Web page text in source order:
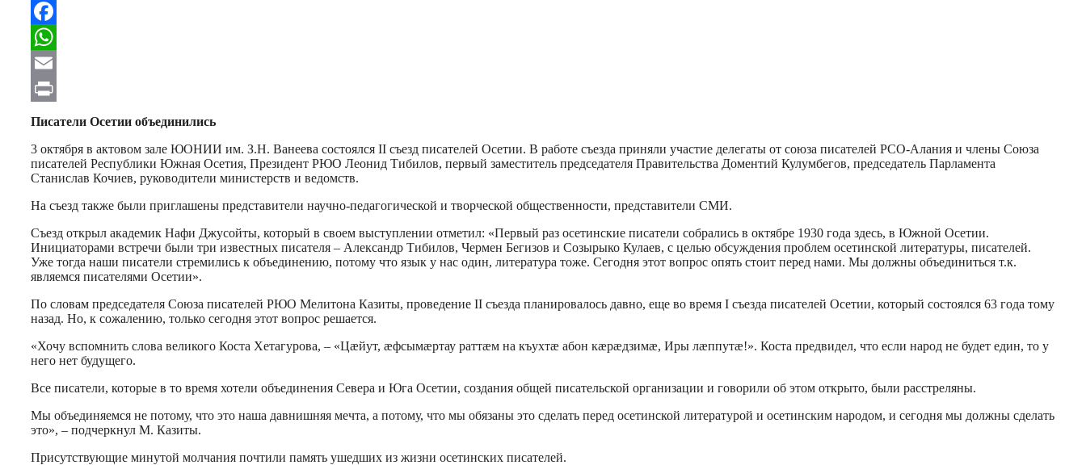
Telegram
Facebook
WhatsApp
Email
Print
Писатели Осетии объединились
3 октября в актовом зале ЮОНИИ им. З.Н. Ванеева состоялся II съезд писателей Осетии. В работе съезда приняли участие делегаты от союза писателей РСО-Алания и члены Союза
писателей Республики Южная Осетия, Президент РЮО Леонид Тибилов, первый заместитель председателя Правительства Доментий Кулумбегов, председатель Парламента
Станислав Кочиев, руководители министерств и ведомств.
На съезд также были приглашены представители научно-педагогической и творческой общественности, представители СМИ.
Съезд открыл академик Нафи Джусойты, который в своем выступлении отметил: «Первый раз осетинские писатели собрались в октябре 1930 года здесь, в Южной Осетии.
Инициаторами встречи были три известных писателя – Александр Тибилов, Чермен Бегизов и Созырыко Кулаев, с целью обсуждения проблем осетинской литературы, писателей.
Уже тогда наши писатели стремились к объединению, потому что язык у нас один, литература тоже. Сегодня этот вопрос опять стоит перед нами. Мы должны объединиться т.к.
являемся писателями Осетии».
По словам председателя Союза писателей РЮО Мелитона Казиты, проведение II съезда планировалось давно, еще во время I съезда писателей Осетии, который состоялся 63 года тому
назад. Но, к сожалению, только сегодня этот вопрос решается.
«Хочу вспомнить слова великого Коста Хетагурова, – «Цæйут, æфсымæртау раттæм на къухтæ абон кæрæдзимæ, Иры лæппутæ!». Коста предвидел, что если народ не будет един, то у
него нет будущего.
Все писатели, которые в то время хотели объединения Севера и Юга Осетии, создания общей писательской организации и говорили об этом открыто, были расстреляны.
Мы объединяемся не потому, что это наша давнишняя мечта, а потому, что мы обязаны это сделать перед осетинской литературой и осетинским народом, и сегодня мы должны сделать
это», – подчеркнул М. Казиты.
Присутствующие минутой молчания почтили память ушедших из жизни осетинских писателей.